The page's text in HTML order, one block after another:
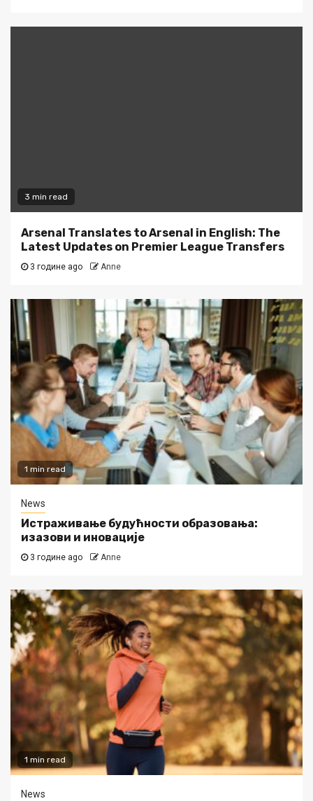
3 min read
Arsenal Translates to Arsenal in English: The
Latest Updates on Premier League Transfers
3 године ago Anne
1 min read
News
Истраживање будућности образовања:
изазови и иновације
3 године ago Anne
1 min read
News